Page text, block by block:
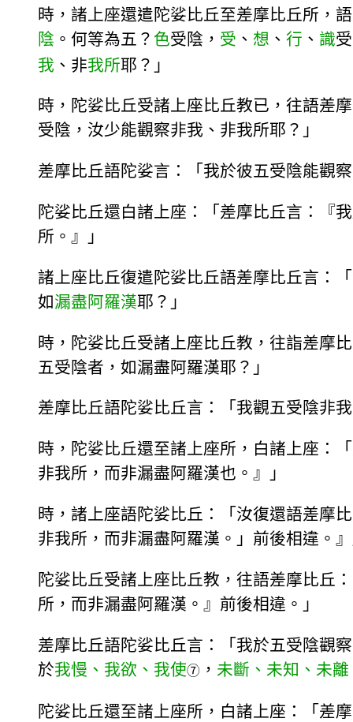
時，諸上座還遣陀娑比丘至差摩比丘所，
陰 。何等為五？ 色受陰， 受 、 想 、 行 、 識
我 、非我所耶？」
時，陀娑比丘受諸上座比丘教已，往語差
受陰，汝少能觀察非我、非我所耶？」
差摩比丘語陀娑言：「我於彼五受陰能觀
陀娑比丘還白諸上座：「差摩比丘言：『
所。』」
諸上座比丘復遣陀娑比丘語差摩比丘言：
如漏盡阿羅漢耶？」
時，陀娑比丘受諸上座比丘教，往詣差摩
五受陰者，如漏盡阿羅漢耶？」
差摩比丘語陀娑比丘言：「我觀五受陰非
時，陀娑比丘還至諸上座所，白諸上座：
非我所，而非漏盡阿羅漢也。』」
時，諸上座語陀娑比丘：「汝復還語差摩
非我所，而非漏盡阿羅漢。」前後相違。
陀娑比丘受諸上座比丘教，往語差摩比丘
所，而非漏盡阿羅漢。』前後相違。」
差摩比丘語陀娑比丘言：「我於五受陰觀
於我慢、我欲、我使⑦ ， 未斷、未知、未
陀娑比丘還至諸上座所，白諸上座：「差